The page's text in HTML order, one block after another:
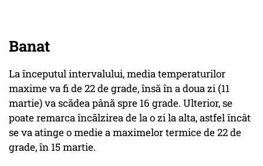
Banat
La începutul intervalului, media temperaturilor
maxime va fi de 22 de grade, însă în a doua zi (11
martie) va scădea până spre 16 grade. Ulterior, se
poate remarca încălzirea de la o zi la alta, astfel încât
se va atinge o medie a maximelor termice de 22 de
grade, în 15 martie.